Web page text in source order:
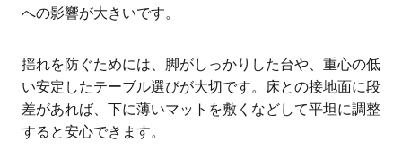
への影響が大きいです。
揺れを防ぐためには、脚がしっかりした台や、重心の低
い安定したテーブル選びが大切です。床との接地面に段
差があれば、下に薄いマットを敷くなどして平坦に調整
すると安心できます。